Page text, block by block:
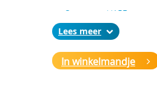
Connector H15F
FASTON connector, Type
6,3x0,8 mm
op aanvraag
Lees
In winkelmandje